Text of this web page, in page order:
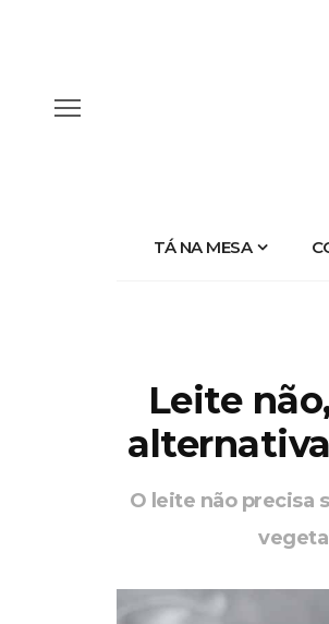
TÁ NA MESA
Leite
O leite não precisa